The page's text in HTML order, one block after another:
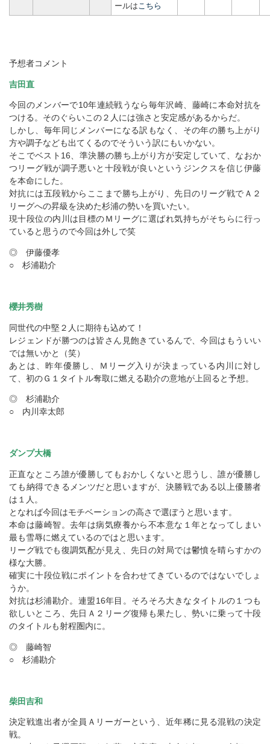
ールは こちら
予想者コメント
吉田直
今回のメンバーで10年連続戦うなら毎年沢崎、藤崎に本命対抗を
つける。そのぐらいこの２人には強さと安定感があるからだ。
しかし、毎年同じメンバーになる訳もなく、その年の勝ち上がり
方や調子なども出てくるのでそういう訳にもいかない。
そこでベスト16、準決勝の勝ち上がり方が安定していて、なおか
つリーグ戦が調子悪いと十段戦が良いというジンクスを信じ伊藤
を本命にした。
対抗には五段戦からここまで勝ち上がり、先日のリーグ戦でＡ２
リーグへの昇級を決めた杉浦の勢いを買いたい。
現十段位の内川は目標のＭリーグに選ばれ気持ちがそちらに行っ
ていると思うので今回は外しで笑
◎ 伊藤優孝
○ 杉浦勘介
櫻井秀樹
同世代の中堅２人に期待も込めて！
レジェンドが勝つのは皆さん見飽きているんで、今回はもういい
では無いかと（笑）
あとは、昨年優勝し、Ｍリーグ入りが決まっている内川に対し
て、初のＧ１タイトル奪取に燃える勘介の意地が上回ると予想。
◎ 杉浦勘介
○ 内川幸太郎
ダンプ大橋
正直なところ誰が優勝してもおかしくないと思うし、誰が優勝し
ても納得できるメンツだと思いますが、決勝戦である以上優勝者
は１人。
となれば今回はモチベーションの高さで選ぼうと思います。
本命は藤崎智。去年は病気療養から不本意な１年となってしまい
最も雪辱に燃えているのではと思います。
リーグ戦でも復調気配が見え、先日の対局では鬱憤を晴らすかの
様な大勝。
確実に十段位戦にポイントを合わせてきているのではないでしょ
うか。
対抗は杉浦勘介。連盟16年目。そろそろ大きなタイトルの１つも
欲しいところ、先日Ａ２リーグ復帰も果たし、勢いに乗って十段
のタイトルも射程圏内に。
◎ 藤崎智
○ 杉浦勘介
柴田吉和
決定戦進出者が全員Ａリーガーという、近年稀に見る混戦の決定
戦。